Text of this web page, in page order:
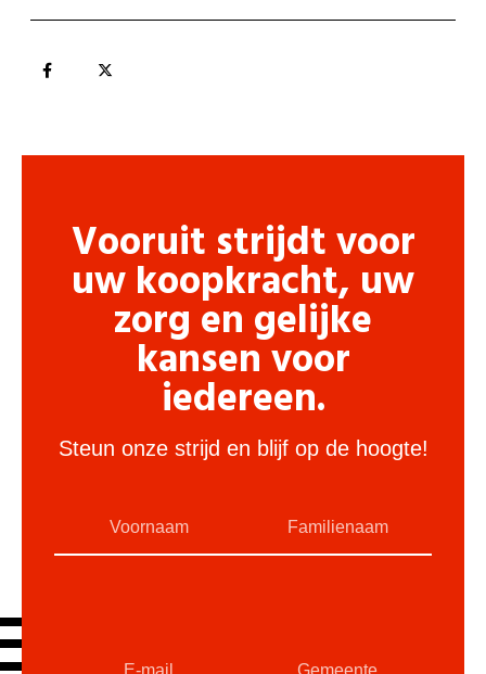
Vooruit strijdt voor
uw koopkracht, uw
zorg en gelijke
kansen voor
iedereen.
Steun onze strijd en blijf op de hoogte!